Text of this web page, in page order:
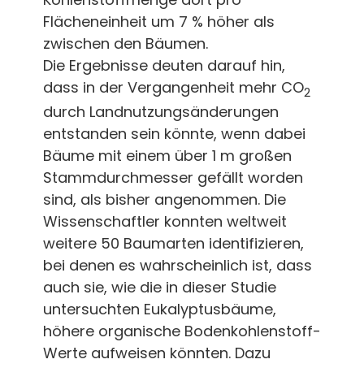
Flächeneinheit um 7 % höher als
zwischen den Bäumen.
Die Ergebnisse deuten darauf hin,
dass in der Vergangenheit mehr CO2
durch Landnutzungsänderungen
entstanden sein könnte, wenn dabei
Bäume mit einem über 1 m großen
Stammdurchmesser gefällt worden
sind, als bisher angenommen. Die
Wissenschaftler konnten weltweit
weitere 50 Baumarten identifizieren,
bei denen es wahrscheinlich ist, dass
auch sie, wie die in dieser Studie
untersuchten Eukalyptusbäume,
höhere organische Bodenkohlenstoff-
Werte aufweisen könnten. Dazu